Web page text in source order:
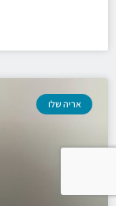
אריה שלו